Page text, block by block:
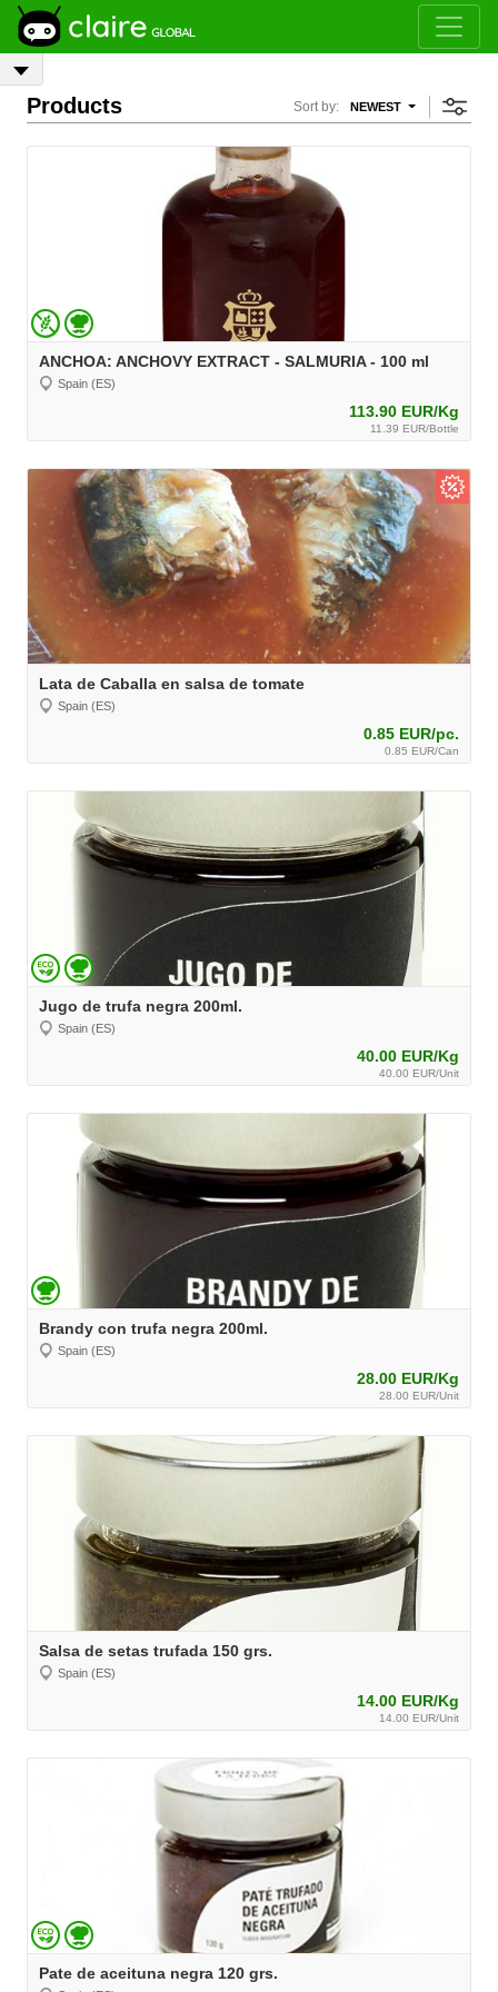
Products Sort by: NEWEST
ANCHOA: ANCHOVY EXTRACT - SALMURIA - 100 ml
Spain (ES)
113.90 EUR/Kg
11.39 EUR/Bottle
Lata de Caballa en salsa de tomate
Spain (ES)
0.85 EUR/pc.
0.85 EUR/Can
Jugo de trufa negra 200ml.
Spain (ES)
40.00 EUR/Kg
40.00 EUR/Unit
Brandy con trufa negra 200ml.
Spain (ES)
28.00 EUR/Kg
28.00 EUR/Unit
Salsa de setas trufada 150 grs.
Spain (ES)
14.00 EUR/Kg
14.00 EUR/Unit
Pate de aceituna negra 120 grs.